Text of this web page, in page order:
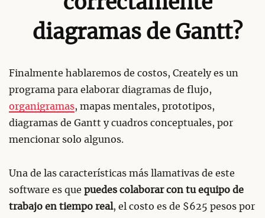
diagramas de Gantt?
Finalmente hablaremos de costos, Creately es un
programa para elaborar diagramas de flujo,
organigramas, mapas mentales, prototipos,
diagramas de Gantt y cuadros conceptuales, por
mencionar solo algunos.
Una de las características más llamativas de este
software es que puedes colaborar con tu equipo de
trabajo en tiempo real, el costo es de $625 pesos por